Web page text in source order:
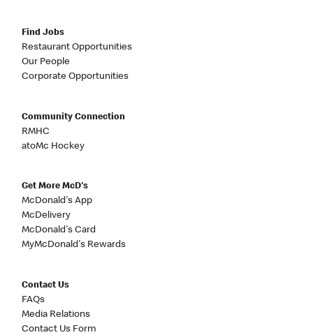
Find Jobs
Restaurant Opportunities
Our People
Corporate Opportunities
Community Connection
RMHC
atoMc Hockey
Get More McD's
McDonald's App
McDelivery
McDonald's Card
MyMcDonald's Rewards
Contact Us
FAQs
Media Relations
Contact Us Form